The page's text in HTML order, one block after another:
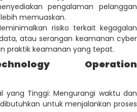
pengalaman pelanggan
memuaskan.
risiko terkait kegagalan
atau serangan keamanan cyber
praktik keamanan yang tepat.
Operation
yang Tinggi: Mengurangi waktu dan
untuk menjalankan proses